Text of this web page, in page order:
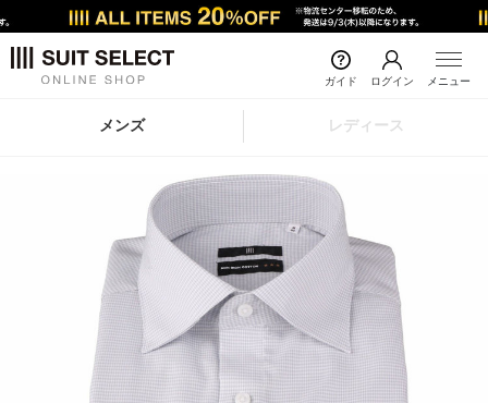
ガイド ログイン メニュー
メンズ レディース